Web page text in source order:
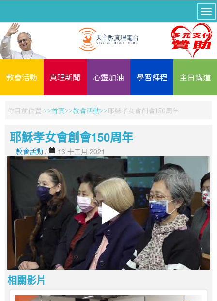
教會活動 真理新聞 心靈加油 學習課程 主日講道
你目前位置: 首頁 教會活動 耶穌孝女會創會150周年
耶穌孝女會創會150周年
教會活動 / 13 十二月 2021
相關影片